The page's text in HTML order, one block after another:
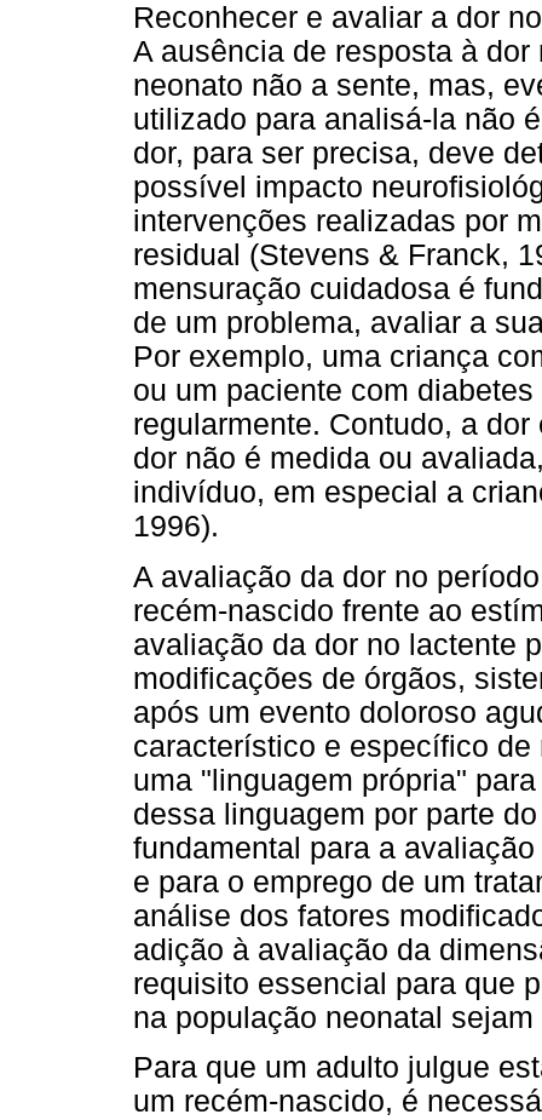
Reconhecer e avaliar a dor
A ausência de resposta à
neonato não a sente, mas,
utilizado para analisá-la não
dor, para ser precisa, deve
possível impacto
intervenções realizadas por
residual (Stevens & Franck,
mensuração cuidadosa é
de um problema, avaliar a
Por exemplo, uma criança
ou um paciente com
regularmente. Contudo, a
dor não é medida ou
indivíduo, em especial a
1996).
A avaliação da dor no
recém-nascido frente ao
avaliação da dor no lactente
modificações de órgãos,
após um evento doloroso
característico e específico
uma "linguagem própria"
dessa linguagem por parte
fundamental para a
e para o emprego de um
análise dos fatores
adição à avaliação da
requisito essencial para que
na população neonatal
Para que um adulto julgue
um recém-nascido, é